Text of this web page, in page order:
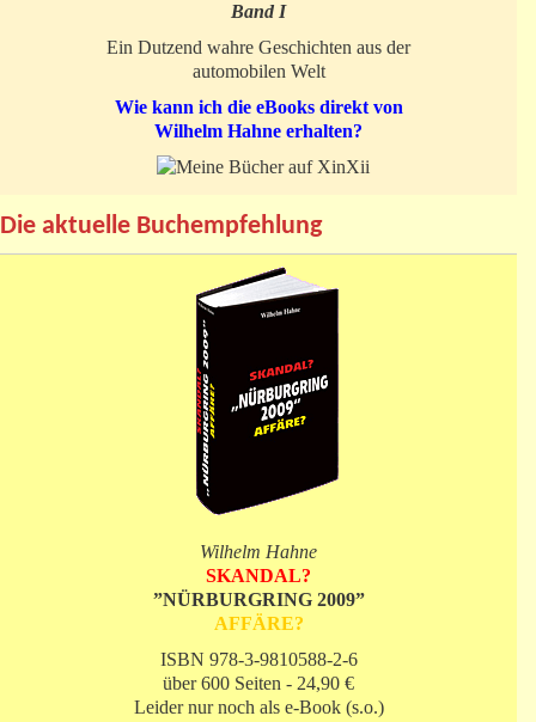
Band I
Ein Dutzend wahre Geschichten aus der
automobilen Welt
Wie kann ich die eBooks direkt von
Wilhelm Hahne erhalten?
Die aktuelle Buchempfehlung
Wilhelm Hahne
SKANDAL?
”NÜRBURGRING 2009”
AFFÄRE?
ISBN 978-3-9810588-2-6
über 600 Seiten - 24,90 €
Leider nur noch als e-Book (s.o.)